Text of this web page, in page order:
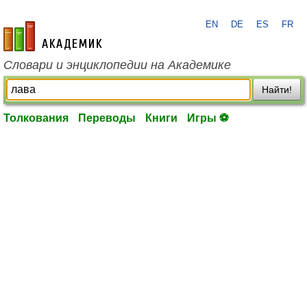
academic.ru
EN DE ES FR
Словари и энциклопедии на Академике
Найти!
Толкования Переводы Книги Игры ⚽